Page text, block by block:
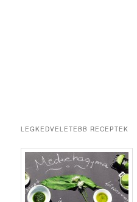
LEGKEDVELETEBB RECEPTEK